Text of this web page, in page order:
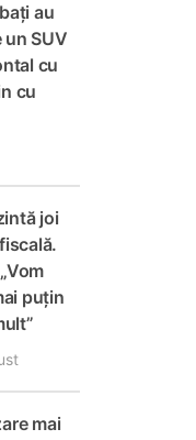
au
SUV
cu
cu
joi
puțin
mai